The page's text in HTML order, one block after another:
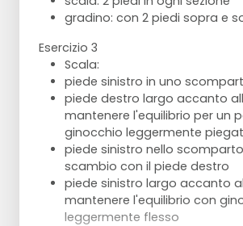
gradino: con 2 piedi sopra e
Esercizio 3
Scala:
piede sinistro in uno
piede destro largo accanto
mantenere l'equilibrio per un
ginocchio leggermente
piede sinistro nello
scambio con il piede destro
piede sinistro largo accanto
mantenere l'equilibrio con
leggermente flesso